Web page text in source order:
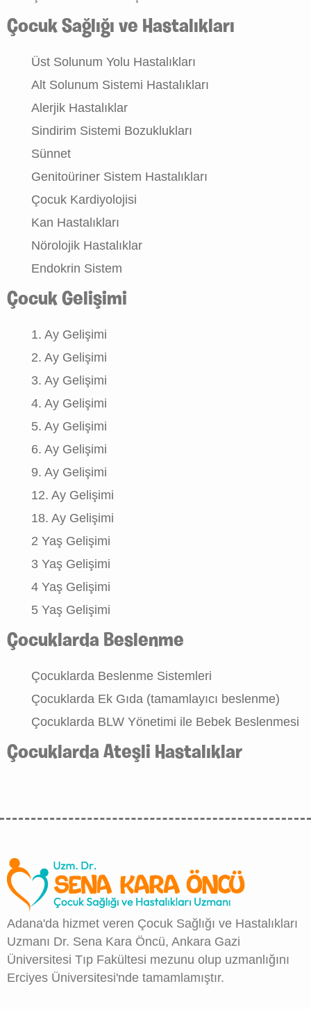
Çocuk Sağlığı ve Hastalıkları
Üst Solunum Yolu Hastalıkları
Alt Solunum Sistemi Hastalıkları
Alerjik Hastalıklar
Sindirim Sistemi Bozuklukları
Sünnet
Genitoüriner Sistem Hastalıkları
Çocuk Kardiyolojisi
Kan Hastalıkları
Nörolojik Hastalıklar
Endokrin Sistem
Çocuk Gelişimi
1. Ay Gelişimi
2. Ay Gelişimi
3. Ay Gelişimi
4. Ay Gelişimi
5. Ay Gelişimi
6. Ay Gelişimi
9. Ay Gelişimi
12. Ay Gelişimi
18. Ay Gelişimi
2 Yaş Gelişimi
3 Yaş Gelişimi
4 Yaş Gelişimi
5 Yaş Gelişimi
Çocuklarda Beslenme
Çocuklarda Beslenme Sistemleri
Çocuklarda Ek Gıda (tamamlayıcı beslenme)
Çocuklarda BLW Yönetimi ile Bebek Beslenmesi
Çocuklarda Ateşli Hastalıklar
Adana'da hizmet veren Çocuk Sağlığı ve Hastalıkları
Uzmanı Dr. Sena Kara Öncü, Ankara Gazi
Üniversitesi Tıp Fakültesi mezunu olup uzmanlığını
Erciyes Üniversitesi'nde tamamlamıştır.